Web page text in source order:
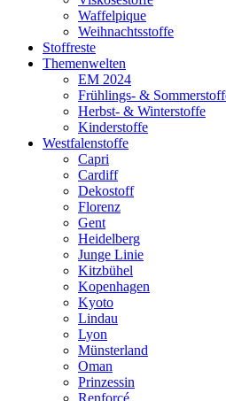
Waffelpique
Weihnachtsstoffe
Stoffreste
Themenwelten
EM 2024
Frühlings- &
Herbst- & Winterstoffe
Kinderstoffe
Westfalenstoffe
Capri
Cardiff
Dekostoff
Florenz
Gent
Heidelberg
Junge Linie
Kitzbühel
Kopenhagen
Kyoto
Lindau
Lyon
Münsterland
Oman
Prinzessin
Renforcé